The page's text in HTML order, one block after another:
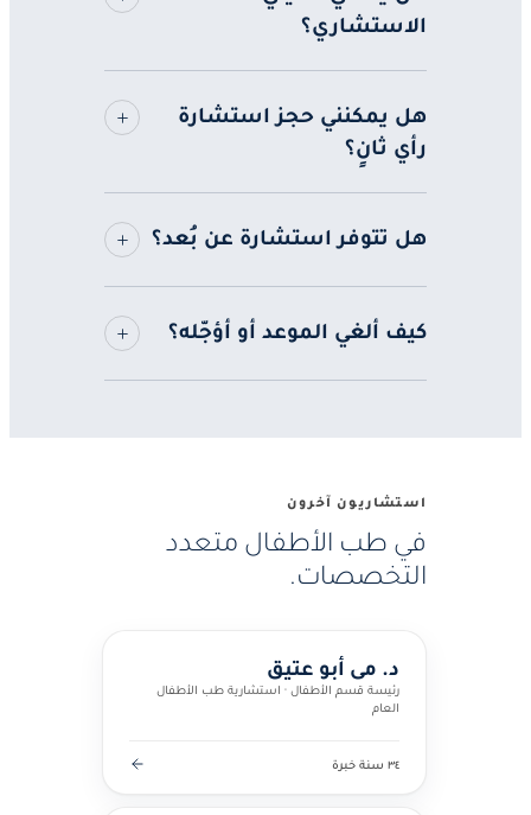
الاستشاري؟
هل يمكنني حجز استشارة
رأي ثانٍ؟
هل تتوفر استشارة عن بُعد؟
كيف ألغي الموعد أو أؤجّله؟
استشاريون آخرون
في طب الأطفال متعدد
التخصصات.
د. مي أبو عتيق
رئيسة قسم الأطفال · استشارية طب الأطفال